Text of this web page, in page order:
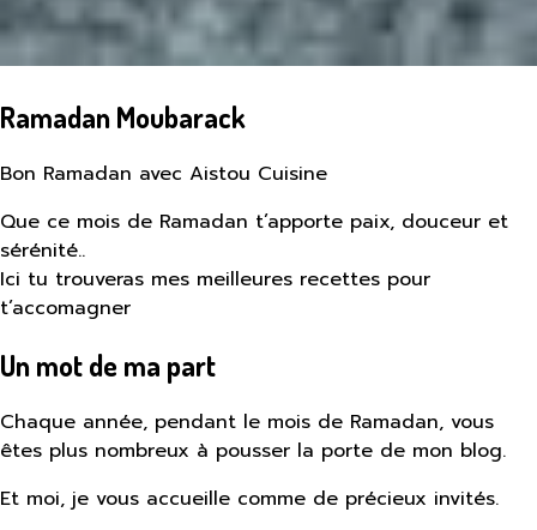
Ramadan Moubarack
Bon Ramadan avec Aistou Cuisine
Que ce mois de Ramadan t’apporte paix, douceur et
sérénité..
Ici tu trouveras mes meilleures recettes pour
t’accomagner
Un mot de ma part
Chaque année, pendant le mois de Ramadan, vous
êtes plus nombreux à pousser la porte de mon blog.
Et moi, je vous accueille comme de précieux invités.